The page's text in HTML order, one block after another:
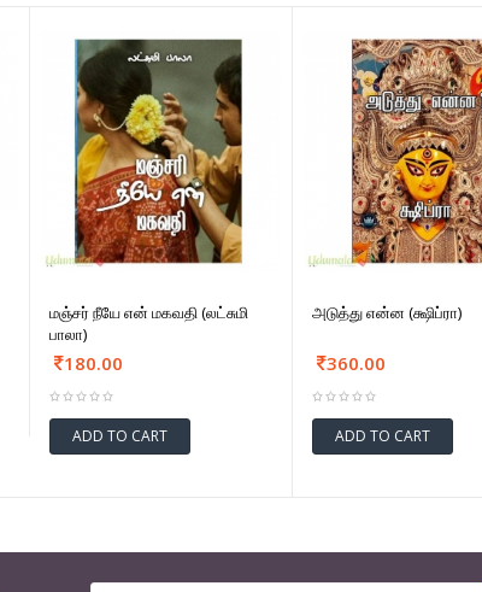
மஞ்சர் நீயே என் மகவதி (லட்சுமி
பாலா)
180.00
ADD TO CART
அடுத்து என்ன (க்ஷிப்ரா)
360.00
ADD TO CART